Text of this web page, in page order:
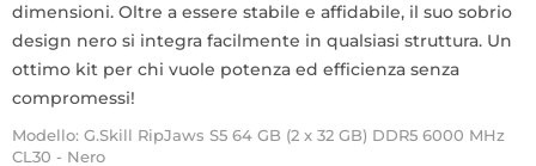
dimensioni. Oltre a essere stabile e affidabile, il suo sobrio
design nero si integra facilmente in qualsiasi struttura. Un
ottimo kit per chi vuole potenza ed efficienza senza
compromessi!
Modello: G.Skill RipJaws S5 64 GB (2 x 32 GB) DDR5 6000 MHz
CL30 - Nero